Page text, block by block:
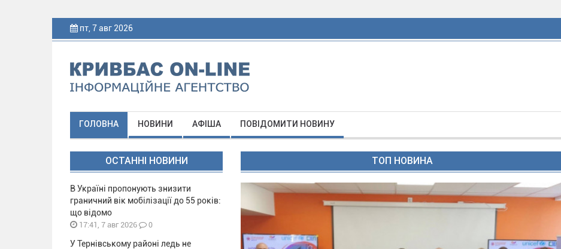
пт, 7 авг 2026
ГОЛОВНА НОВИНИ АФІША ПОВІДОМИТИ НОВИНУ
ОСТАННІ НОВИНИ
В Україні пропонують знизити
граничний вік мобілізації до 55 років:
що відомо
17:41, 7 авг 2026 0
У Тернівському районі ледь не
ТОП НОВИНА